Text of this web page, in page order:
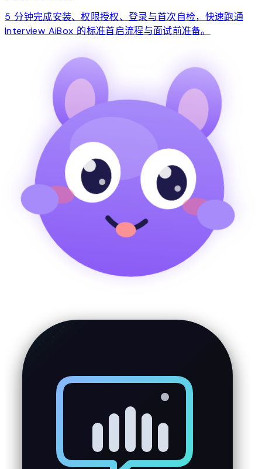
5 分钟完成安装、权限授权、登录与首次自检，快速跑通
Interview AiBox 的标准首启流程与面试前准备。